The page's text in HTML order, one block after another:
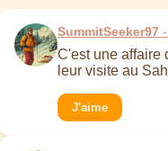
SummitSeeker97
C'est une affaire
leur visite au
J'aime